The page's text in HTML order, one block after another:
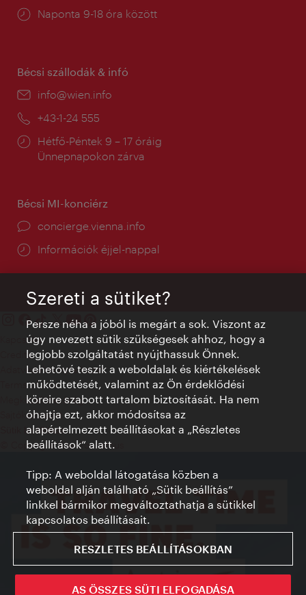
Nyitva
Naponta 9-18 óra között
Bécsi szállodák & infó
E-
info@wien.info
Telefon:
+43-1-24 555
Nyitva
tartás:
Hétfő-Péntek 9 – 17 óráig
Ünnepnapokon zárva
Bécsi MI-konciérz
concierge.vienna.info
Információk éjjel-nappal
Kapcsolat
Credits
Adatvédelmi nyilatkozat
Terms of Use
Megközelíthetőség
Sajtókapcsolat
Sütik beállítása
© Copyright WienTourismus
Szereti a sütiket?
Persze néha a jóból is megárt a sok. Viszont az
úgy nevezett sütik szükségesek ahhoz, hogy a
legjobb szolgáltatást nyújthassuk Önnek.
Lehetővé teszik a weboldalak és kiértékelések
működtetését, valamint az Ön érdeklődési
köreire szabott tartalom biztosítását. Ha nem
óhajtja ezt, akkor módosítsa az
alapértelmezett beállításokat a „Részletes
beállítások“ alatt.
Tipp: A weboldal látogatása közben a
weboldal alján található „Sütik beállítás”
linkkel bármikor megváltoztathatja a sütikkel
kapcsolatos beállításait.
RESZLETES BEÁLLÍTÁSOKBAN
AS ÖSSZES SÜTI ELFOGADÁSA